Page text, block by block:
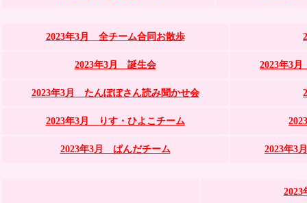
2023年3月 全チーム合同お散歩
2023年3月 誕生会 2023年3
2023年3月 たんぽぽさん読み聞かせ会
2023年3月 りす・ひよこチーム
2023年3月 ぱんだチーム 2023年3